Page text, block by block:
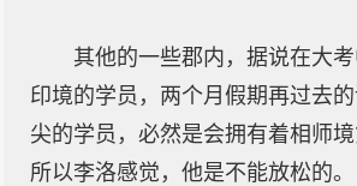
其他的一些郡内，据说在大
印境的学员，两个月假期再过去
尖的学员，必然是会拥有着相师境
所以李洛感觉，他是不能放松的。